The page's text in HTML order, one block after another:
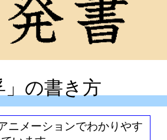
」の書き方
ニメーションでわかりやす